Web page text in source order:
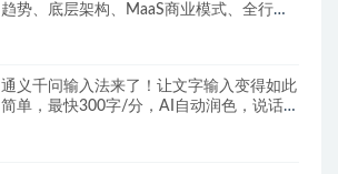
趋势、底层架构、MaaS商业模式、全行业
通义千问输入法来了！让文字输入变得如此
简单，最快300字/分，AI自动润色，说话秒